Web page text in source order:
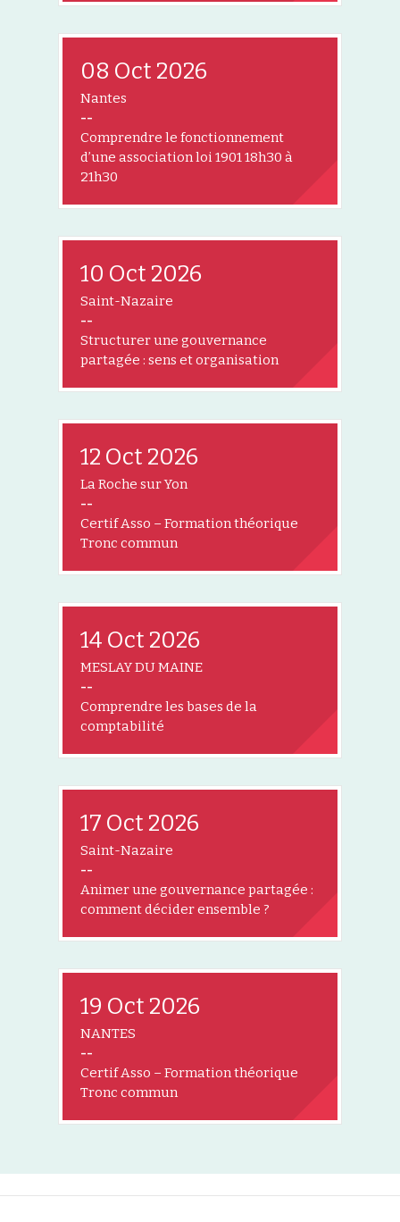
08 Oct 2026
Nantes
--
Comprendre le fonctionnement
d’une association loi 1901 18h30 à
21h30
10 Oct 2026
Saint-Nazaire
--
Structurer une gouvernance
partagée : sens et organisation
12 Oct 2026
La Roche sur Yon
--
Certif Asso – Formation théorique
Tronc commun
14 Oct 2026
MESLAY DU MAINE
--
Comprendre les bases de la
comptabilité
17 Oct 2026
Saint-Nazaire
--
Animer une gouvernance partagée :
comment décider ensemble ?
19 Oct 2026
NANTES
--
Certif Asso – Formation théorique
Tronc commun